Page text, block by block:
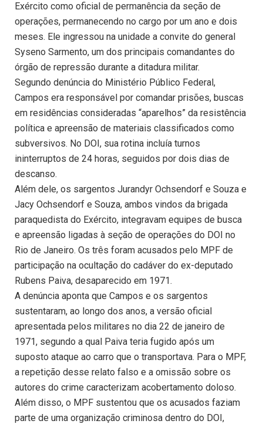
Exército como oficial de permanência da seção de
operações, permanecendo no cargo por um ano e dois
meses. Ele ingressou na unidade a convite do general
Syseno Sarmento, um dos principais comandantes do
órgão de repressão durante a ditadura militar.
Segundo denúncia do Ministério Público Federal,
Campos era responsável por comandar prisões, buscas
em residências consideradas “aparelhos” da resistência
política e apreensão de materiais classificados como
subversivos. No DOI, sua rotina incluía turnos
ininterruptos de 24 horas, seguidos por dois dias de
descanso.
Além dele, os sargentos Jurandyr Ochsendorf e Souza e
Jacy Ochsendorf e Souza, ambos vindos da brigada
paraquedista do Exército, integravam equipes de busca
e apreensão ligadas à seção de operações do DOI no
Rio de Janeiro. Os três foram acusados pelo MPF de
participação na ocultação do cadáver do ex-deputado
Rubens Paiva, desaparecido em 1971.
A denúncia aponta que Campos e os sargentos
sustentaram, ao longo dos anos, a versão oficial
apresentada pelos militares no dia 22 de janeiro de
1971, segundo a qual Paiva teria fugido após um
suposto ataque ao carro que o transportava. Para o MPF,
a repetição desse relato falso e a omissão sobre os
autores do crime caracterizam acobertamento doloso.
Além disso, o MPF sustentou que os acusados faziam
parte de uma organização criminosa dentro do DOI,